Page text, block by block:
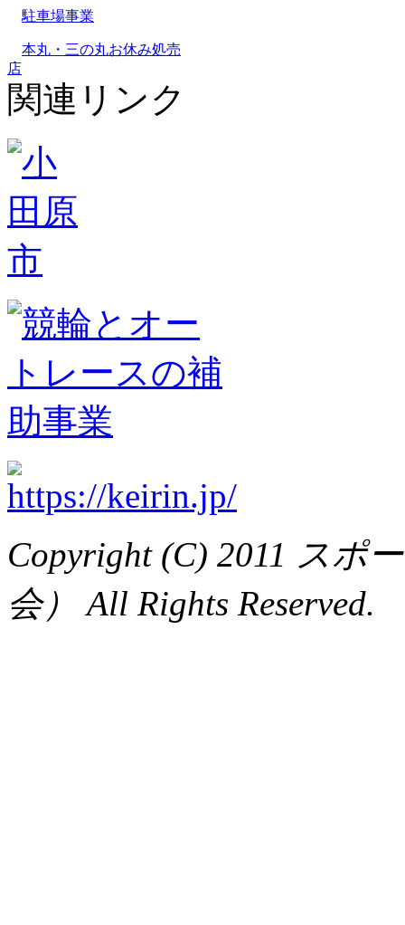
駐車場事業
本丸・三の丸お休み処売
店
関連リンク
Copyright (C) 2011 スポ
会） All Rights Reserved.